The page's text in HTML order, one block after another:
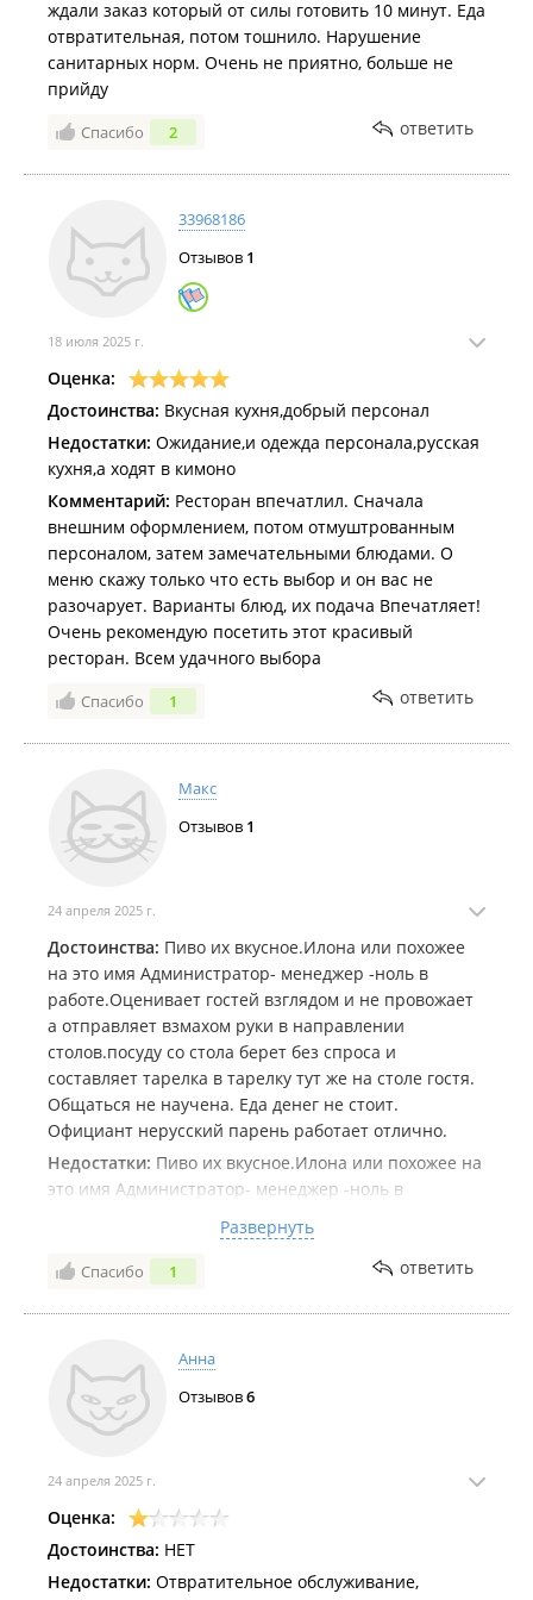
ждали заказ который от силы готовить 10 минут. Еда
отвратительная, потом тошнило. Нарушение
санитарных норм. Очень не приятно, больше не
прийду
Спасибо 2 ответить
33968186
Отзывов 1
18 июля 2025 г.
Оценка:
Достоинства: Вкусная кухня,добрый персонал
Недостатки: Ожидание,и одежда персонала,русская
кухня,а ходят в кимоно
Комментарий: Ресторан впечатлил. Сначала
внешним оформлением, потом отмуштрованным
персоналом, затем замечательными блюдами. О
меню скажу только что есть выбор и он вас не
разочарует. Варианты блюд, их подача Впечатляет!
Очень рекомендую посетить этот красивый
ресторан. Всем удачного выбора
Спасибо 1 ответить
Макс
Отзывов 1
24 апреля 2025 г.
Достоинства: Пиво их вкусное.Илона или похожее
на это имя Администратор- менеджер -ноль в
работе.Оценивает гостей взглядом и не провожает
а отправляет взмахом руки в направлении
столов.посуду со стола берет без спроса и
составляет тарелка в тарелку тут же на столе гостя.
Общаться не научена. Еда денег не стоит.
Официант нерусский парень работает отлично.
Недостатки: Пиво их вкусное.Илона или похожее на
это имя Администратор- менеджер -ноль в
а отправляет взмахом руки в направлении
столов.посуду со стола берет без спроса и
Общаться не научена. Еда денег не стоит.
Комментарий:
Не интересно там
Развернуть
Спасибо 1 ответить
Анна
Отзывов6
24 апреля 2025 г.
Оценка:
Достоинства: НЕТ
Недостатки: Отвратительное обслуживание,